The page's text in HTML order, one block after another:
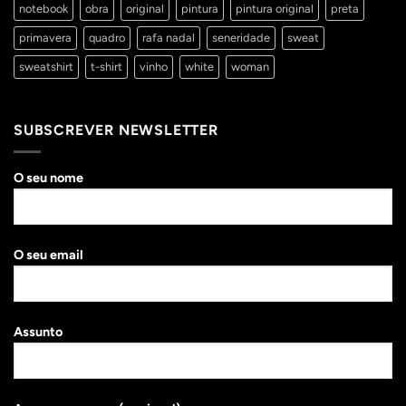
notebook obra original pintura pintura original preta
primavera quadro rafa nadal seneridade sweat
sweatshirt t-shirt vinho white woman
SUBSCREVER NEWSLETTER
O seu nome
O seu email
Assunto